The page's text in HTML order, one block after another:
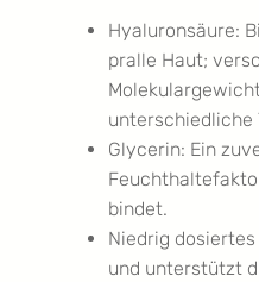
Hyaluronsäure:
pralle Haut;
unterschiedliche
Glycerin: Ein
bindet.
Niedrig
und unterstützt